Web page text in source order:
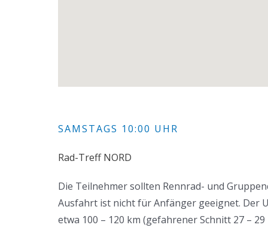
SAMSTAGS 10:00 UHR
Rad-Treff NORD
Die Teilnehmer sollten Rennrad- und
Ausfahrt ist nicht für Anfänger geeignet. Der
etwa 100 – 120 km (gefahrener Schnitt 27 – 29